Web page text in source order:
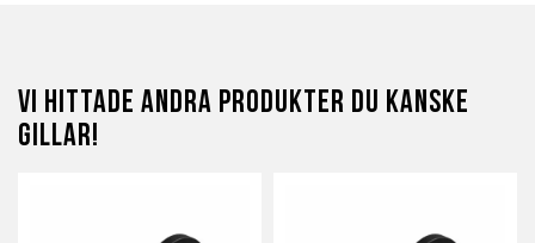
Vi hittade andra produkter du kanske
gillar!